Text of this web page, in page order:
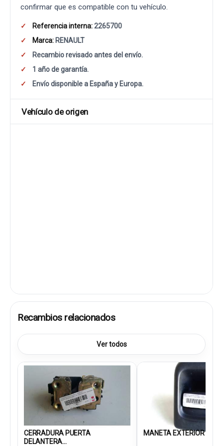
confirmar que es compatible con tu vehículo.
Referencia interna:2265700
Marca: RENAULT
Recambio revisado antes del envío.
1 año de garantía.
Envío disponible a España y Europa.
Vehículo de origen
Recambios relacionados
Ver todos
CERRADURA PUERTA
DELANTERA...
MANETA EXTERIOR